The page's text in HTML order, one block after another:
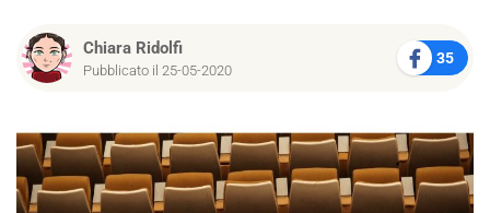
Chiara Ridolfi
Pubblicato il 25-05-2020
35